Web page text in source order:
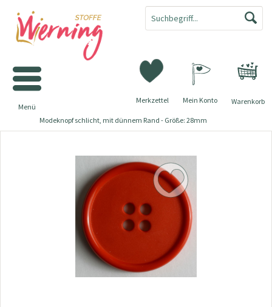
Warenkorb
Merkzettel Mein Konto
Menü
Modeknopf schlicht, mit dünnem Rand - Größe: 28mm